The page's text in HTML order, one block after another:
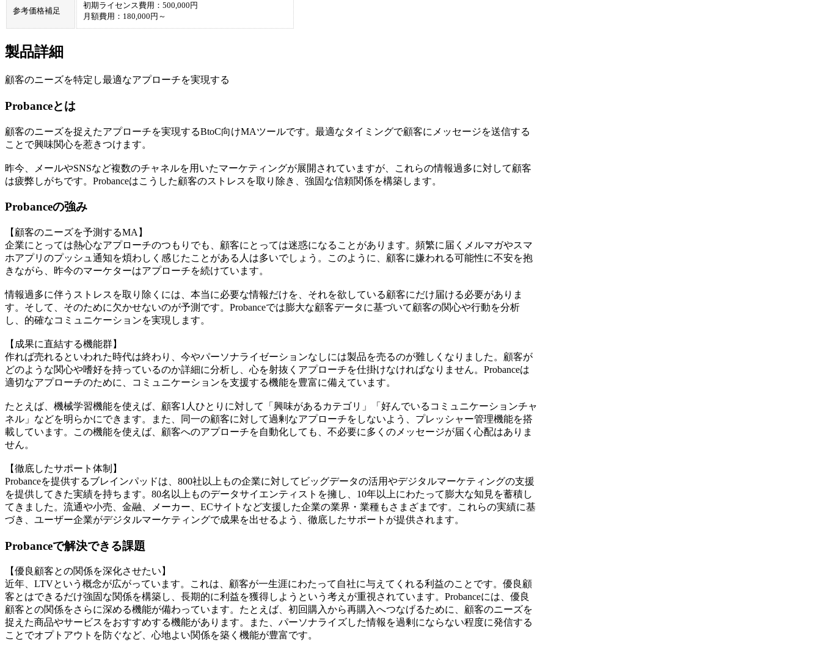
参考価格補足
初期ライセンス費用：500,000円
月額費用：180,000円～
製品詳細
顧客のニーズを特定し最適なアプローチを実現する
Probanceとは
顧客のニーズを捉えたアプローチを実現するBtoC向けMAツールです。最適なタイミングで顧客にメッセージを送信する
ことで興味関心を惹きつけます。
昨今、メールやSNSなど複数のチャネルを用いたマーケティングが展開されていますが、これらの情報過多に対して顧客
は疲弊しがちです。Probanceはこうした顧客のストレスを取り除き、強固な信頼関係を構築します。
Probanceの強み
【顧客のニーズを予測するMA】
企業にとっては熱心なアプローチのつもりでも、顧客にとっては迷惑になることがあります。頻繁に届くメルマガやスマ
ホアプリのプッシュ通知を煩わしく感じたことがある人は多いでしょう。このように、顧客に嫌われる可能性に不安を抱
きながら、昨今のマーケターはアプローチを続けています。
情報過多に伴うストレスを取り除くには、本当に必要な情報だけを、それを欲している顧客にだけ届ける必要がありま
す。そして、そのために欠かせないのが予測です。Probanceでは膨大な顧客データに基づいて顧客の関心や行動を分析
し、的確なコミュニケーションを実現します。
【成果に直結する機能群】
作れば売れるといわれた時代は終わり、今やパーソナライゼーションなしには製品を売るのが難しくなりました。顧客が
どのような関心や嗜好を持っているのか詳細に分析し、心を射抜くアプローチを仕掛けなければなりません。Probanceは
適切なアプローチのために、コミュニケーションを支援する機能を豊富に備えています。
たとえば、機械学習機能を使えば、顧客1人ひとりに対して「興味があるカテゴリ」「好んでいるコミュニケーションチャ
ネル」などを明らかにできます。また、同一の顧客に対して過剰なアプローチをしないよう、プレッシャー管理機能を搭
載しています。この機能を使えば、顧客へのアプローチを自動化しても、不必要に多くのメッセージが届く心配はありま
せん。
【徹底したサポート体制】
Probanceを提供するブレインパッドは、800社以上もの企業に対してビッグデータの活用やデジタルマーケティングの支援
を提供してきた実績を持ちます。80名以上ものデータサイエンティストを擁し、10年以上にわたって膨大な知見を蓄積し
てきました。流通や小売、金融、メーカー、ECサイトなど支援した企業の業界・業種もさまざまです。これらの実績に基
づき、ユーザー企業がデジタルマーケティングで成果を出せるよう、徹底したサポートが提供されます。
Probanceで解決できる課題
【優良顧客との関係を深化させたい】
近年、LTVという概念が広がっています。これは、顧客が一生涯にわたって自社に与えてくれる利益のことです。優良顧
客とはできるだけ強固な関係を構築し、長期的に利益を獲得しようという考えが重視されています。Probanceには、優良
顧客との関係をさらに深める機能が備わっています。たとえば、初回購入から再購入へつなげるために、顧客のニーズを
捉えた商品やサービスをおすすめする機能があります。また、パーソナライズした情報を過剰にならない程度に発信する
ことでオプトアウトを防ぐなど、心地よい関係を築く機能が豊富です。